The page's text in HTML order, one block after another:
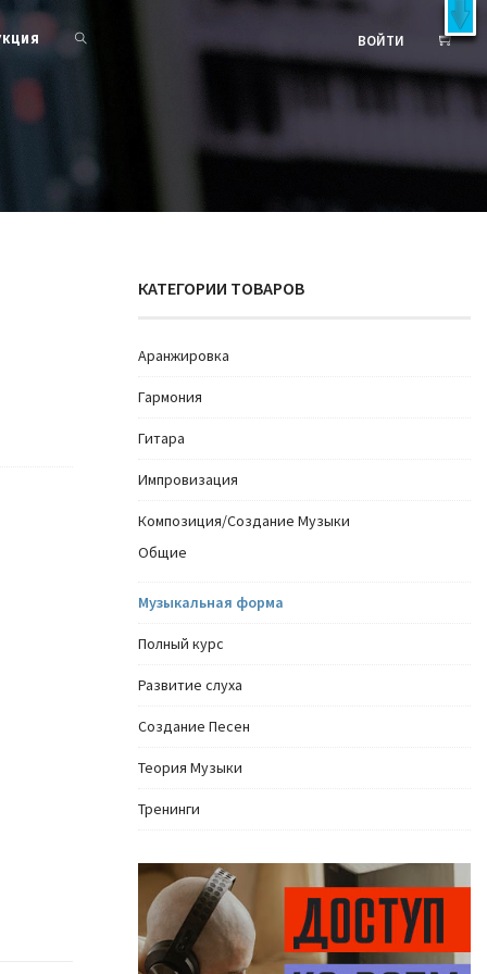
ВОЙТИ
КАТЕГОРИИ ТОВАРОВ
Аранжировка
Гармония
Гитара
Импровизация
Композиция/Создание Музыки
Общие
Музыкальная форма
Полный курс
Развитие слуха
Создание Песен
Теория Музыки
Тренинги